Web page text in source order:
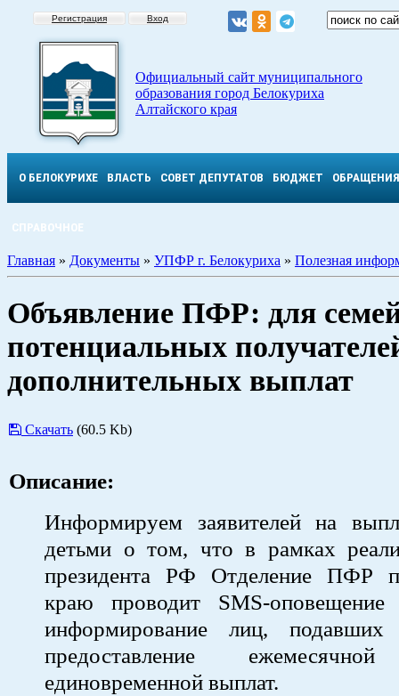
Регистрация Вход
Официальный сайт муниципального
образования город Белокуриха
Алтайского края
О БЕЛОКУРИХЕ ВЛАСТЬ СОВЕТ ДЕПУТАТОВ БЮДЖЕТ ОБРАЩЕНИЯ
СПРАВОЧНОЕ
Главная » Документы » УПФР г. Белокуриха » Полезная
Объявление ПФР: для
потенциальных
дополнительных выплат
Скачать (60.5 Kb)
Описание:
Информируем заявителей на
детьми о том, что в рамках
президента РФ Отделение ПФР
краю проводит SMS-оповещение
информирование лиц, подавших
предоставление
единовременной выплат.